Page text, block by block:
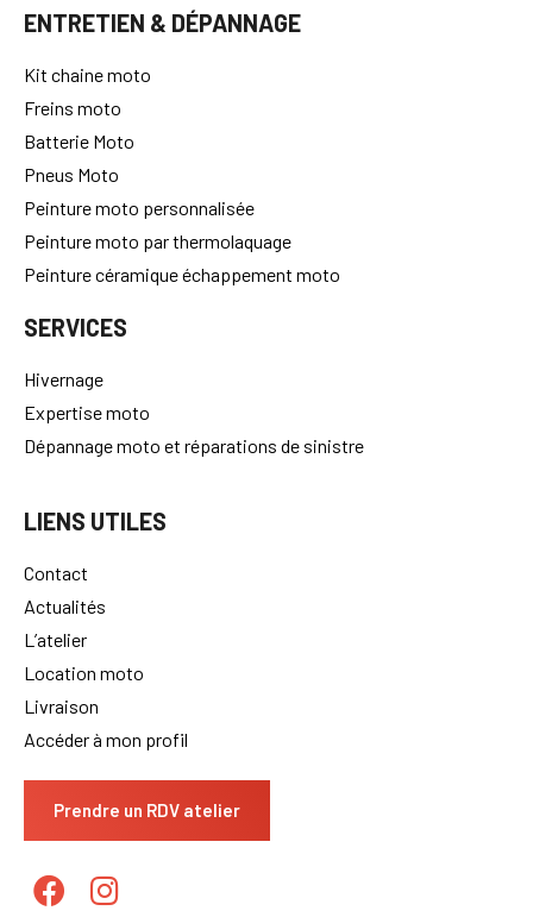
ENTRETIEN & DÉPANNAGE
Kit chaine moto
Freins moto
Batterie Moto
Pneus Moto
Peinture moto personnalisée
Peinture moto par thermolaquage
Peinture céramique échappement moto
SERVICES
Hivernage
Expertise moto
Dépannage moto et réparations de sinistre
LIENS UTILES
Contact
Actualités
L’atelier
Location moto
Livraison
Accéder à mon profil
Prendre un RDV atelier